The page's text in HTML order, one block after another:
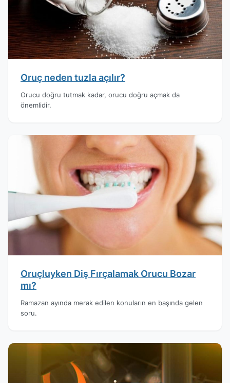
Oruç neden tuzla açılır?
Orucu doğru tutmak kadar, orucu doğru açmak da
önemlidir.
Oruçluyken Diş Fırçalamak Orucu Bozar
mı?
Ramazan ayında merak edilen konuların en başında gelen
soru.